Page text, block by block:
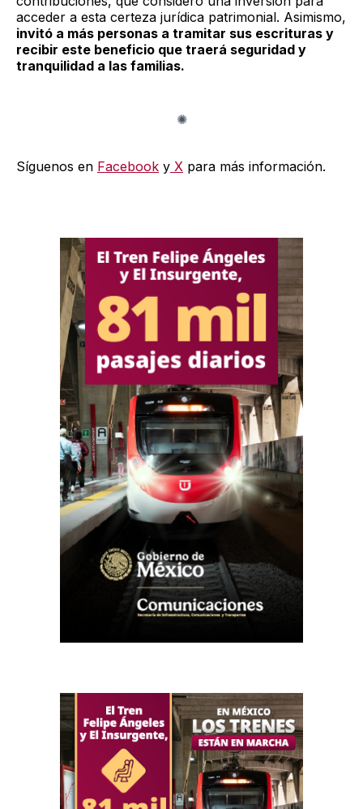
acceder a esta certeza jurídica patrimonial. Asimismo,
invitó a más personas a tramitar sus escrituras y
recibir este beneficio que traerá seguridad y
tranquilidad a las familias.
Síguenos en Facebook y X para más información.